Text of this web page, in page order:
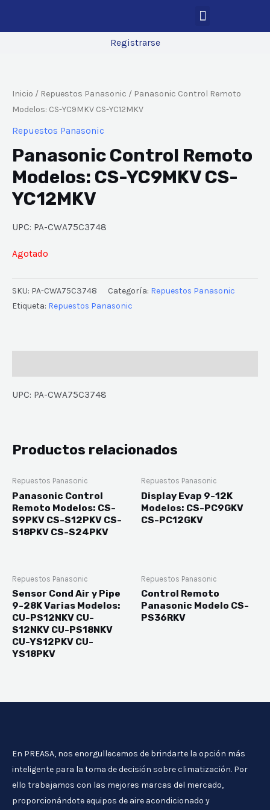
Registrarse
Inicio / Repuestos Panasonic / Panasonic Control Remoto
Modelos: CS-YC9MKV CS-YC12MKV
Repuestos Panasonic
Panasonic Control Remoto
Modelos: CS-YC9MKV CS-
YC12MKV
UPC: PA-CWA75C3748
Agotado
SKU: PA-CWA75C3748 Categoría: Repuestos Panasonic
Etiqueta: Repuestos Panasonic
UPC: PA-CWA75C3748
Productos relacionados
Repuestos Panasonic
Panasonic Control
Remoto Modelos: CS-
S9PKV CS-S12PKV CS-
S18PKV CS-S24PKV
Repuestos Panasonic
Display Evap 9-12K
Modelos: CS-PC9GKV
CS-PC12GKV
Repuestos Panasonic
Sensor Cond Air y Pipe
9-28K Varias Modelos:
CU-PS12NKV CU-
S12NKV CU-PS18NKV
CU-YS12PKV CU-
YS18PKV
Repuestos Panasonic
Control Remoto
Panasonic Modelo CS-
PS36RKV
En PREASA, nos enorgullecemos de brindarte la opción más
inteligente para la toma de decisión sobre climatización. Por
ello trabajamos con las mejores marcas del mercado,
proporcionándote equipos de aire acondicionado y